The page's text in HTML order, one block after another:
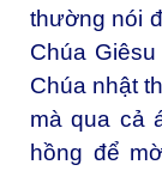
thường nói
Chúa
Chúa nhật
mà qua cả
hồng để